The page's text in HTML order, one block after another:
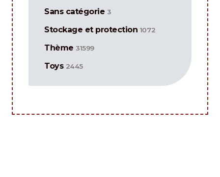
Sans catégorie 3
Stockage et protection 1072
Thème 31599
Toys 2445